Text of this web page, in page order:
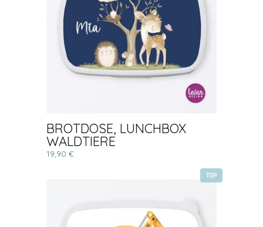
BROTDOSE, LUNCHBOX
WALDTIERE
19,90 €
TOP